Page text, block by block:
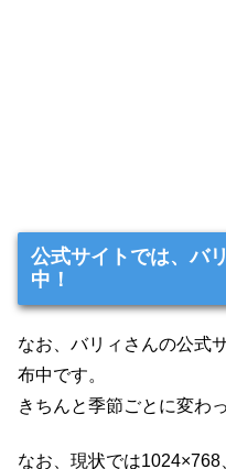
公式サイトでは、バ
中！
なお、バリィさんの公式
布中です。
きちんと季節ごとに変わ
なお、現状では